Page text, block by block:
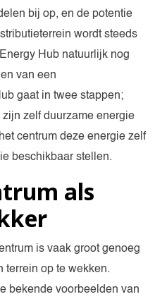
bij op, en de potentie
wordt steeds
Hub natuurlijk nog
van een
gaat in twee stappen;
zelf duurzame energie
centrum deze energie zelf
beschikbaar stellen.
als
is vaak groot genoeg
terrein op te wekken.
bekende voorbeelden van